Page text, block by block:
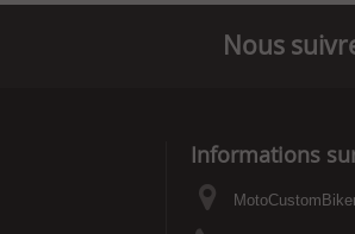
Nous
Informations